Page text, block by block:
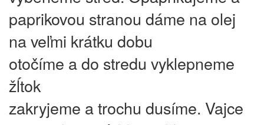
paprikovou stranou dáme na olej
na veľmi krátku dobu
otočíme a do stredu vyklepneme
žĺtok
zakryjeme a trochu dusíme. Vajce